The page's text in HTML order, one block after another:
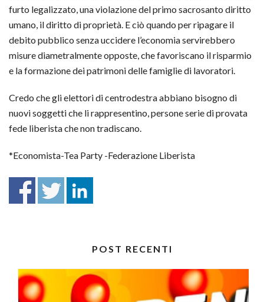
furto legalizzato, una violazione del primo sacrosanto diritto
umano, il diritto di proprietà. E ciò quando per ripagare il
debito pubblico senza uccidere l’economia servirebbero
misure diametralmente opposte, che favoriscano il risparmio
e la formazione dei patrimoni delle famiglie di lavoratori.
Credo che gli elettori di centrodestra abbiano bisogno di
nuovi soggetti che li rappresentino, persone serie di provata
fede liberista che non tradiscano.
*Economista-Tea Party -Federazione Liberista
POST RECENTI